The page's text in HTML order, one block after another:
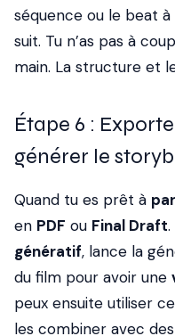
séquence ou le beat
suit. Tu n’as pas à
main. La structure et
Étape 6 :
générer le
Quand tu es prêt à
en PDF ou Final Draft
génératif, lance la
du film pour avoir une
peux ensuite utiliser
les combiner avec